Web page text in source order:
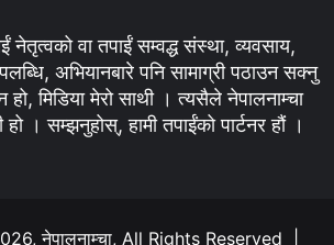
नेतृत्वको वा तपाईं सम्वद्ध संस्था, व्यवसाय,
अभियानबारे पनि सामाग्री पठाउन सक्नु
मिडिया मेरो साथी । त्यसैले नेपालनाम्चा
हो । सम्झनुहोस्, हामी तपाईंको पार्टनर हौं ।
नेपालनाम्चा, All Rights Reserved |